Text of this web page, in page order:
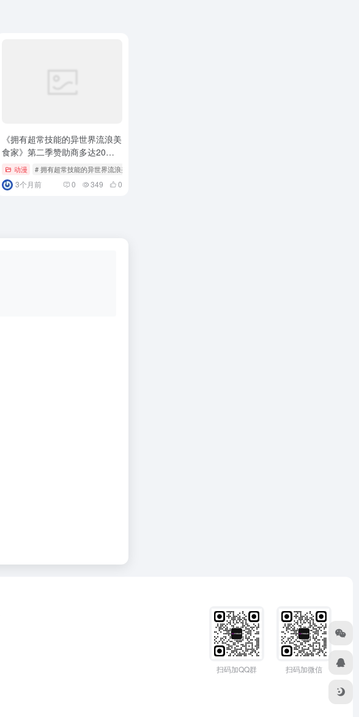
《拥有超常技能的异世界流浪美
食家》第二季赞助商多达20
家！动漫 # 拥有超常技能的异世界流浪美食家
3个月前 0 349 0
扫码加QQ群 扫码加微信